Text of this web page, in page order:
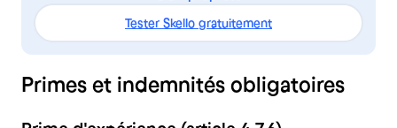
Tester Skello gratuitement
Primes et indemnités obligatoires